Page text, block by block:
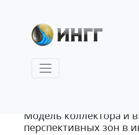
Модель коллектора и
перспективных зон в